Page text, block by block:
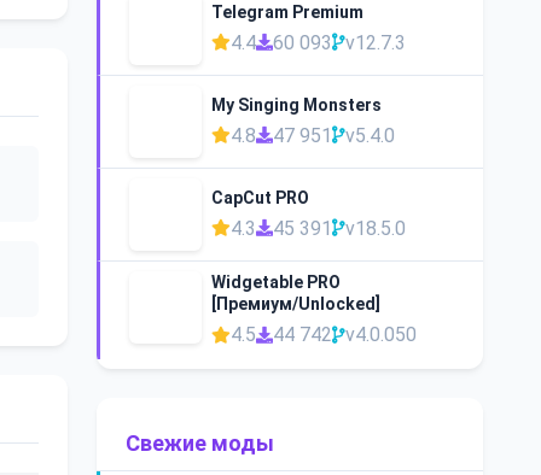
Telegram Premium
4.4 60 093 v12.7.3
My Singing Monsters
4.8 47 951 v5.4.0
CapCut PRO
4.3 45 391 v18.5.0
Widgetable PRO
[Премиум/Unlocked]
4.5 44 742 v4.0.050
Свежие моды